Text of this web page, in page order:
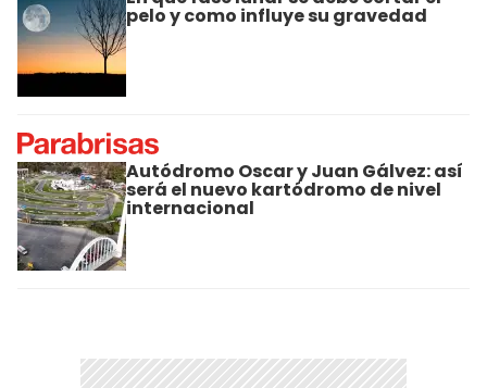
pelo y como influye su gravedad
Autódromo Oscar y Juan Gálvez: así
será el nuevo kartódromo de nivel
internacional